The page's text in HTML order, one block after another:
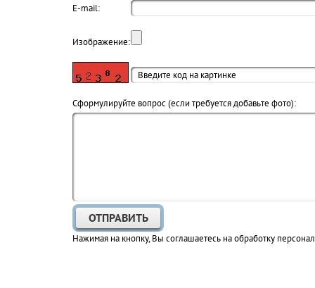
E-mail:
Изображение:
Cформулируйте вопрос (если требуется добавьте фото):
Нажимая на кнопку, Вы соглашаетесь на обработку